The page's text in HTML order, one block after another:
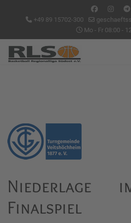
+49 89 15702-300
Mo - Fr 08:00 -
Niederlage
Finalspiel